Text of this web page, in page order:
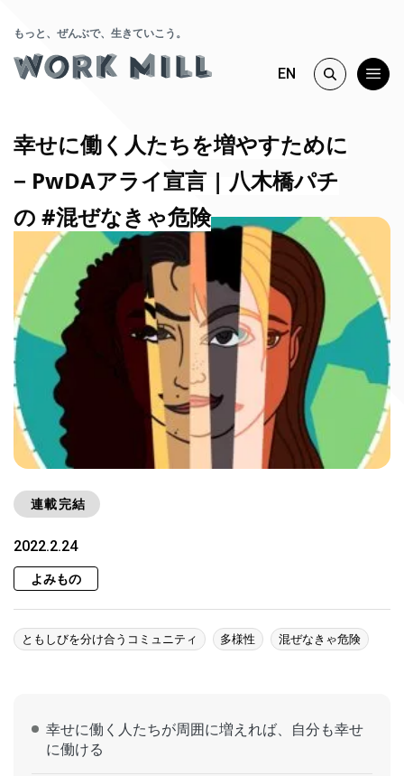
もっと、ぜんぶで、生きていこう。
EN
幸せに働く人たちを増やすために
− PwDAアライ宣言 | 八木橋パチ
の #混ぜなきゃ危険
連載完結
2022.2.24
よみもの
ともしびを分け合うコミュニティ 多様性 混ぜなきゃ危険
幸せに働く人たちが周囲に増えれば、自分も幸せ
に働ける